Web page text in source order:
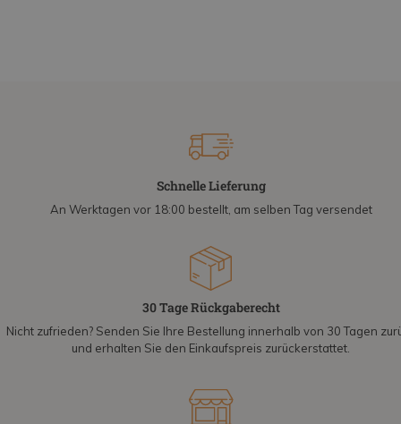
Schnelle Lieferung
An Werktagen vor 18:00 bestellt, am selben Tag versendet
30 Tage Rückgaberecht
Nicht zufrieden? Senden Sie Ihre Bestellung innerhalb von 30 Tagen
und erhalten Sie den Einkaufspreis zurückerstattet.